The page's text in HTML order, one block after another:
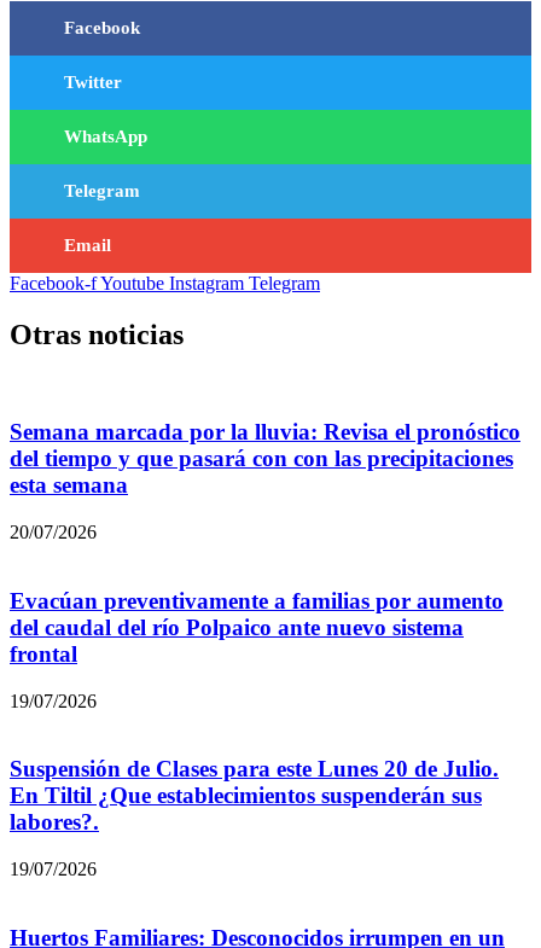
Facebook
Twitter
WhatsApp
Telegram
Email
Facebook-fYoutube Instagram Telegram
Otras noticias
Semana marcada por la lluvia: Revisa el pronóstico
del tiempo y que pasará con con las precipitaciones
esta semana
20/07/2026
Evacúan preventivamente a familias por aumento
del caudal del río Polpaico ante nuevo sistema
frontal
19/07/2026
Suspensión de Clases para este Lunes 20 de Julio.
En Tiltil ¿Que establecimientos suspenderán sus
labores?.
19/07/2026
Huertos Familiares: Desconocidos irrumpen en un